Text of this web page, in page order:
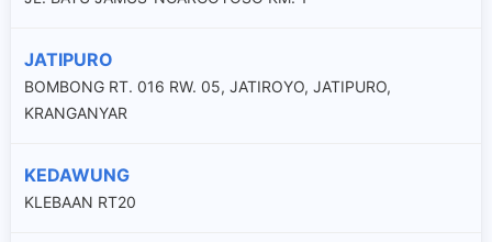
JATIPURO
BOMBONG RT. 016 RW. 05, JATIROYO, JATIPURO,
KRANGANYAR
KEDAWUNG
KLEBAAN RT20